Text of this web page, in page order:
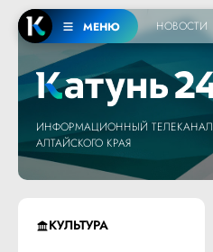
МЕНЮ НОВОСТИ
ИНФОРМАЦИОННЫЙ ТЕЛЕКАНАЛ
АЛТАЙСКОГО КРАЯ
КУЛЬТУРА